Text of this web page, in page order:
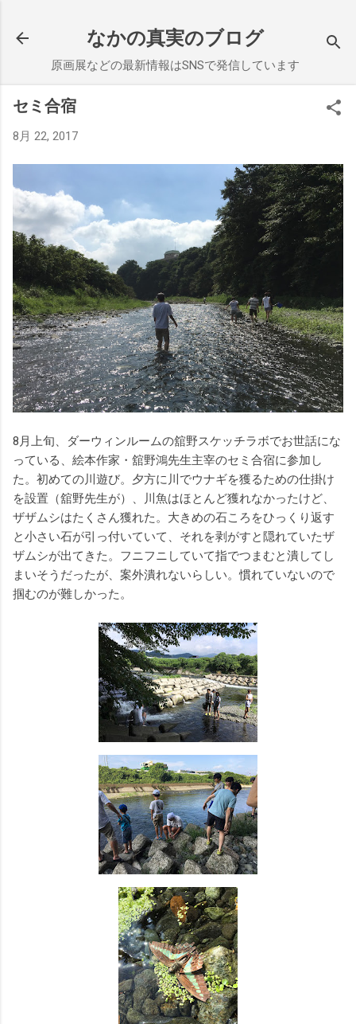
なかの真実のブログ
原画展などの最新情報はSNSで発信しています
セミ合宿
8月 22, 2017
8月上旬、ダーウィンルームの舘野スケッチラボでお世話にな
っている、絵本作家・舘野鴻先生主宰のセミ合宿に参加し
た。初めての川遊び。夕方に川でウナギを獲るための仕掛け
を設置（舘野先生が）、川魚はほとんど獲れなかったけど、
ザザムシはたくさん獲れた。大きめの石ころをひっくり返す
と小さい石が引っ付いていて、それを剥がすと隠れていたザ
ザムシが出てきた。フニフニしていて指でつまむと潰してし
まいそうだったが、案外潰れないらしい。慣れていないので
掴むのが難しかった。